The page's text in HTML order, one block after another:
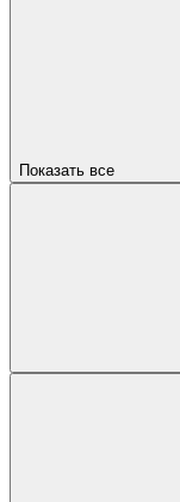
Показать все